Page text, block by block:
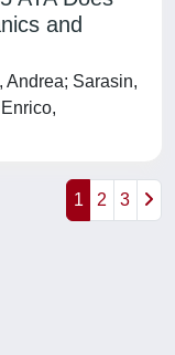
and
Andrea; Sarasin,
1 2 3